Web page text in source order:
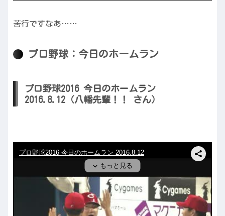
苦行ですなあ……
プロ野球：今日のホームラン
プロ野球2016 今日のホームラン
2016.8.12（八幡先輩！！ さん）